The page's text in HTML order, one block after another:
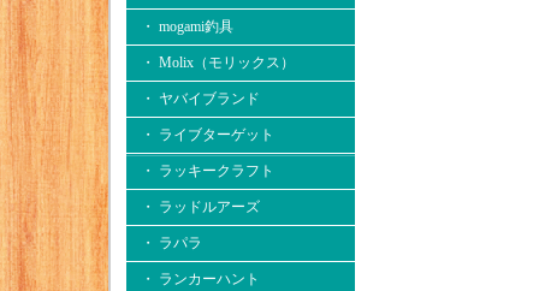
・ mogami釣具
・ Molix（モリックス）
・ ヤバイブランド
・ ライブターゲット
・ ラッキークラフト
・ ラッドルアーズ
・ ラパラ
・ ランカーハント